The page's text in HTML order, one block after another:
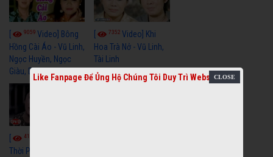
9059 Video] Bông
Hồng Cài Áo - Vũ Linh,
Ngọc Huyền, Ngọc
Giàu, Diệp Lang
7352Video] Khi
Hoa Trà Nở - Vũ Linh,
Tài Linh
4110
Thời Phóng Đãng - Vũ
Like Fanpage Để Ủng Hộ Chúng Tôi Duy Trì Website